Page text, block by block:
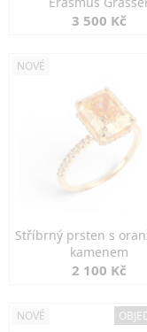
3 500 Kč
NOVÉ
Stříbrný prsten s
kamenem
2 100 Kč
NOVÉ